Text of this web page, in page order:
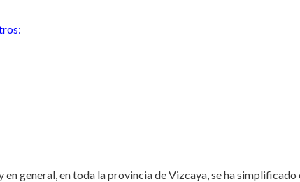
en general, en toda la provincia de Vizcaya, se ha